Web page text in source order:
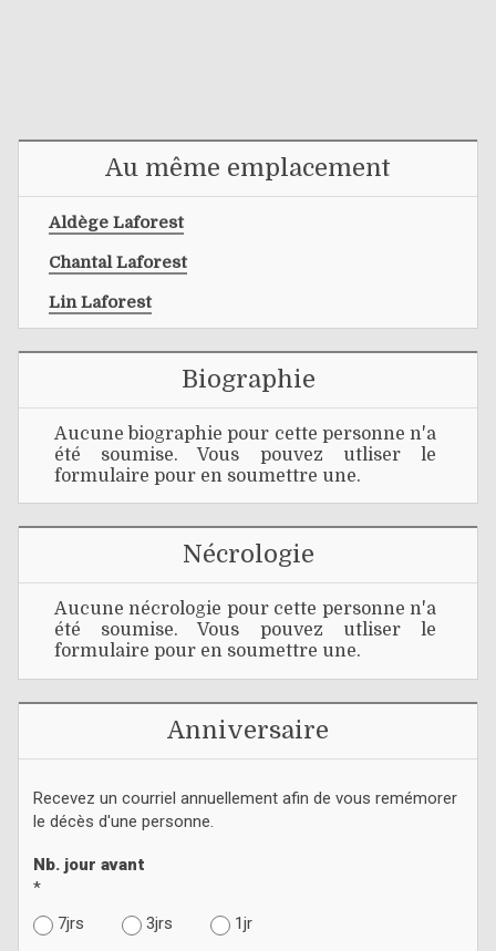
Au même emplacement
Aldège Laforest
Chantal Laforest
Lin Laforest
Biographie
Aucune biographie pour cette personne n'a
été soumise. Vous pouvez utliser le
formulaire pour en soumettre une.
Nécrologie
Aucune nécrologie pour cette personne n'a
été soumise. Vous pouvez utliser le
formulaire pour en soumettre une.
Anniversaire
Recevez un courriel annuellement afin de vous remémorer
le décès d'une personne.
Nb. jour avant
*
7jrs
3jrs 1jr